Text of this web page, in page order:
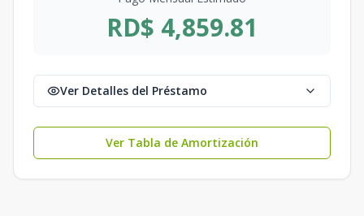
RD$ 4,859.81
Ver Detalles del Préstamo
Ver Tabla de Amortización